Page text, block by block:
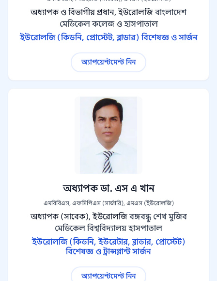
অধ্যাপক ও বিভাগীয় প্রধান, ইউরোলজি বাংলাদেশ
মেডিকেল কলেজ ও হাসপাতাল
ইউরোলজি (কিডনি, প্রোস্টেট, ব্লাডার) বিশেষজ্ঞ ও সার্জন
অ্যাপয়েন্টমেন্ট নিন
অধ্যাপক ডা. এস এ খান
এমবিবিএস, এফসিপিএস (সার্জারি), এমএস (ইউরোলজি)
অধ্যাপক (সাবেক), ইউরোলজি বঙ্গবন্ধু শেখ মুজিব
মেডিকেল বিশ্ববিদ্যালয় হাসপাতাল
ইউরোলজি (কিডনি, ইউরেটার, ব্লাডার, প্রোস্টেট)
বিশেষজ্ঞ ও ট্রান্সপ্লান্ট সার্জন
অ্যাপয়েন্টমেন্ট নিন